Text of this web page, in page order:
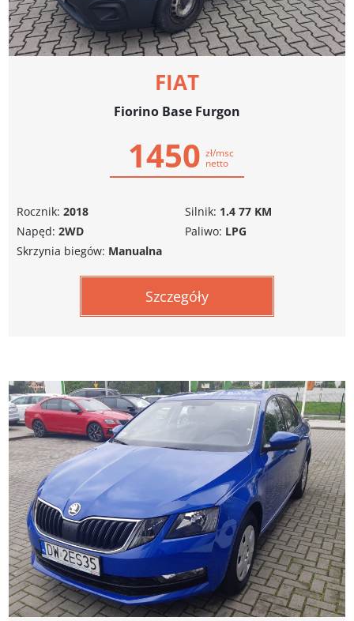
FIAT
Fiorino Base Furgon
1450 zł/msc
netto
Rocznik: 2018
Napęd: 2WD
Silnik: 1.4 77 KM
Paliwo: LPG
Skrzynia biegów: Manualna
Szczegóły